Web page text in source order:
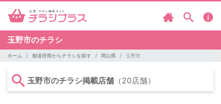
玉野市のチラシ
ホーム 都道府県からチラシを探す 岡山県 玉野市
玉野市のチラシ掲載店舗 （20店舗）